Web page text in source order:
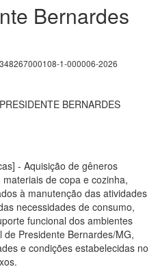
Bernardes
1-000006-2026
BERNARDES
- Aquisição de gêneros
de copa e cozinha,
à manutenção das atividades
necessidades de consumo,
funcional dos ambientes
Presidente Bernardes/MG,
e condições estabelecidas no